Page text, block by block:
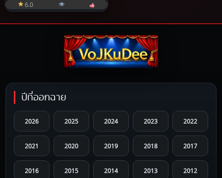
6.0
ปีที่ออกฉาย
2026 2025 2024 2023 2022
2021 2020 2019 2018 2017
2016 2015 2014 2013 2012